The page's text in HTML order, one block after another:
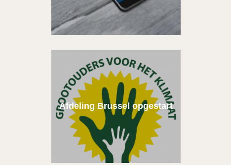
Afdeling Brussel opgestart